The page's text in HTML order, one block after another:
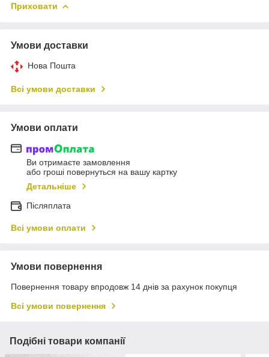
Приховати
Умови доставки
Нова Пошта
Всі умови доставки
Умови оплати
Ви отримаєте замовлення
або гроші повернуться на вашу картку
Детальніше
Післяплата
Всі умови оплати
Умови повернення
Повернення товару впродовж 14 днів за рахунок покупця
Всі умови повернення
Подібні товари компанії